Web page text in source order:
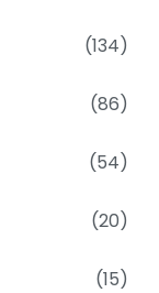
(134)
(86)
(54)
(20)
(15)